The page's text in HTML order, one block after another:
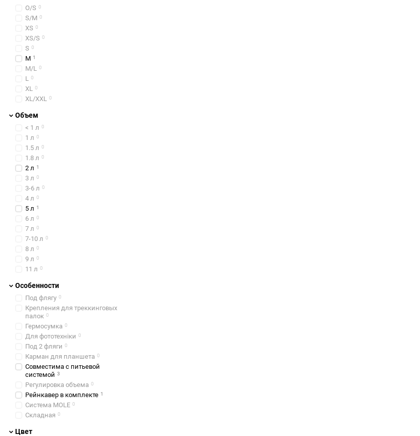
O/S 0
S/M 0
XS 0
XS/S 0
S 0
M 1
M/L 0
L 0
XL 0
XL/XXL 0
Объем
< 1 л 0
1 л 0
1.5 л 0
1.8 л 0
2 л 1
3 л 0
3-6 л 0
4 л 0
5 л 1
6 л 0
7 л 0
7-10 л 0
8 л 0
9 л 0
11 л 0
Особенности
Под флягу 0
Крепления для треккинговых
палок 0
Гермосумка 0
Для фототехніки 0
Под 2 фляги 0
Карман для планшета 0
Совместима с питьевой
системой 3
Регулировка объема 0
Рейнкавер в комплекте 1
Система MOLE 0
Складная 0
Цвет